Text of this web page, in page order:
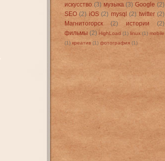
искусство (3) музыка (3) Google (2)
SEO (2) iOS (2) mysql (2) twitter (2)
Магнитогорск
(2) истории
(2)
фильмы (2) HighLoad (1) linux (1) mobile
(1) креатив (1) фотография (1)